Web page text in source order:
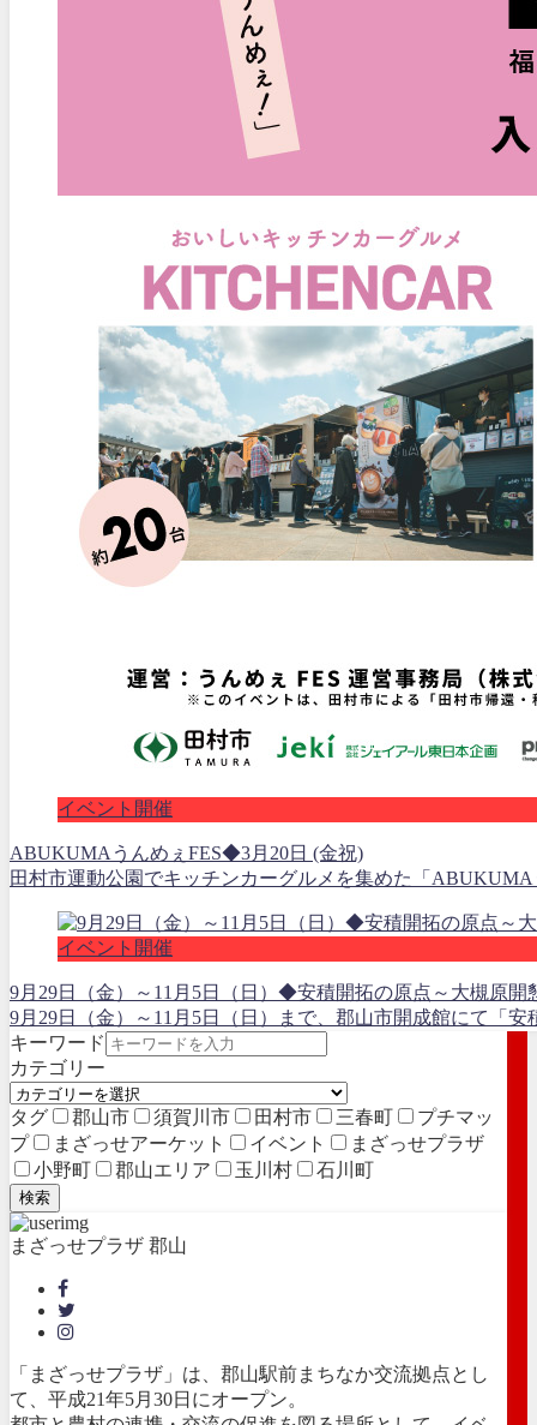
イベント開催
ABUKUMAうんめぇFES◆3月20日 (金祝)
田村市運動公園でキッチンカーグルメを集めた「
イベント開催
9月29日（金）～11月5日（日）◆安積開拓の原点～大槻原開
9月29日（金）～11月5日（日）まで、郡山市開成館にて「
キーワード
カテゴリー
タグ 郡山市 須賀川市 田村市 三春町
プチマッ
プ
まざっせアーケット イベント
まざっせプラザ
小野町
郡山エリア 玉川村 石川町
検索
まざっせプラザ 郡山
「まざっせプラザ」は、郡山駅前まちなか交流拠点とし
て、平成21年5月30日にオープン。